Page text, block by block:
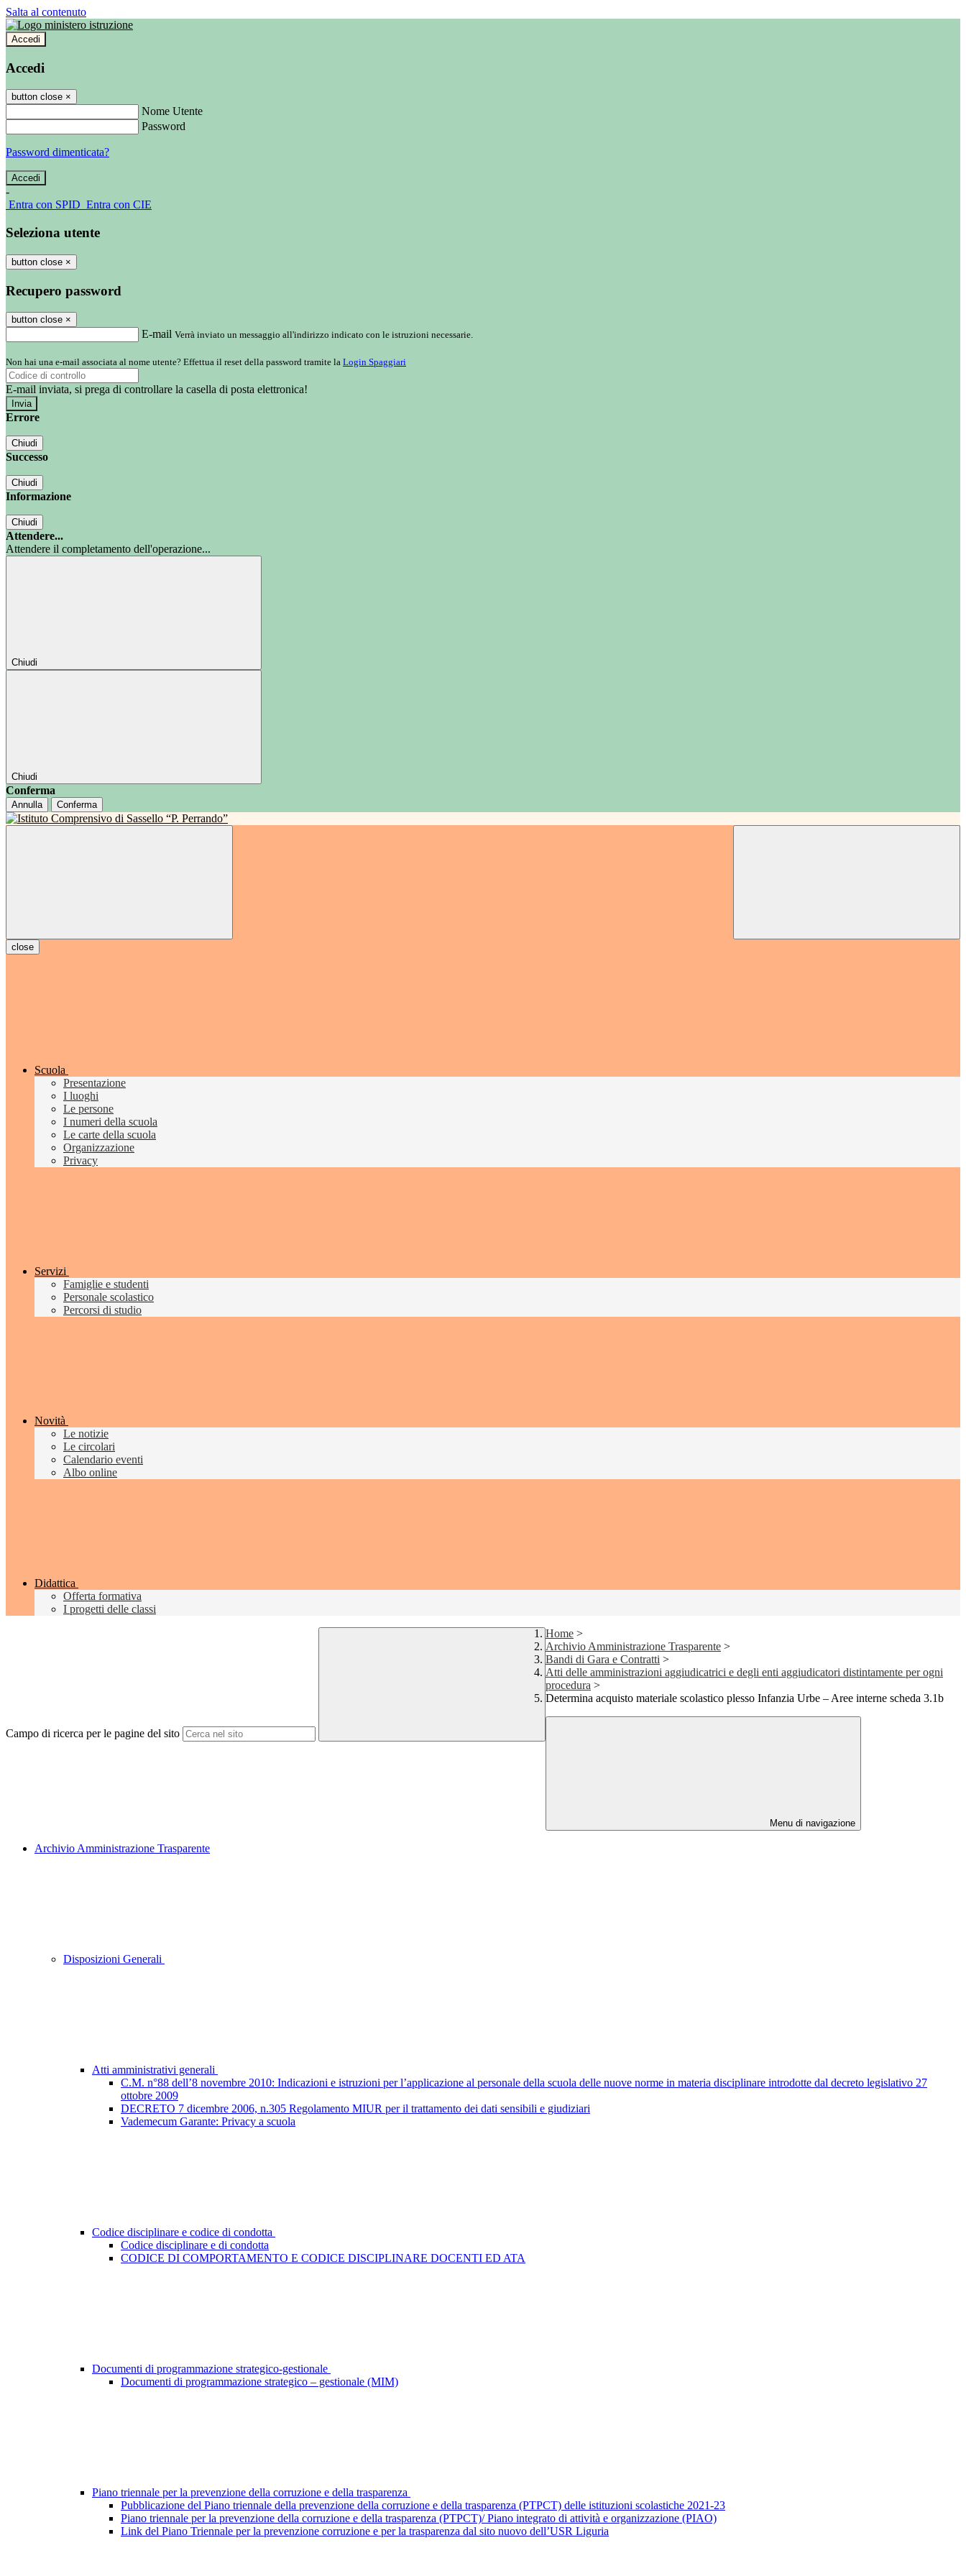
Salta al contenuto
Accedi
Accedi
button close ×
Nome Utente
Password
Password dimenticata?
-
Entra con SPID Entra con CIE
Seleziona utente
button close ×
Recupero password
button close ×
E-mail Verrà inviato un messaggio all'indirizzo indicato con le istruzioni necessarie.
Non hai una e-mail associata al nome utente? Effettua il reset della password tramite la Login Spaggiari
E-mail inviata, si prega di controllare la casella di posta elettronica!
Errore
Chiudi
Successo
Chiudi
Informazione
Chiudi
Attendere...
Attendere il completamento dell'operazione...
Chiudi
Chiudi
Conferma
Annulla Conferma
close
Scuola
Presentazione
I luoghi
Le persone
I numeri della scuola
Le carte della scuola
Organizzazione
Privacy
Servizi
Famiglie e studenti
Personale scolastico
Percorsi di studio
Novità
Le notizie
Le circolari
Calendario eventi
Albo online
Didattica
Offerta formativa
I progetti delle classi
Campo di ricerca per le pagine del sito
Home >
Archivio Amministrazione Trasparente >
Bandi di Gara e Contratti >
Atti delle amministrazioni aggiudicatrici e degli enti aggiudicatori distintamente per ogni
procedura >
Determina acquisto materiale scolastico plesso Infanzia Urbe – Aree interne scheda 3.1b
Menu di navigazione
Archivio Amministrazione Trasparente
Disposizioni Generali
Atti amministrativi generali
C.M. n°88 dell’8 novembre 2010: Indicazioni e istruzioni per l’applicazione al personale della scuola delle nuove norme in materia disciplinare introdotte dal decreto legislativo 27
ottobre 2009
DECRETO 7 dicembre 2006, n.305 Regolamento MIUR per il trattamento dei dati sensibili e giudiziari
Vademecum Garante: Privacy a scuola
Codice disciplinare e codice di condotta
Codice disciplinare e di condotta
CODICE DI COMPORTAMENTO E CODICE DISCIPLINARE DOCENTI ED ATA
Documenti di programmazione strategico-gestionale
Documenti di programmazione strategico – gestionale (MIM)
Piano triennale per la prevenzione della corruzione e della trasparenza
Pubblicazione del Piano triennale della prevenzione della corruzione e della trasparenza (PTPCT) delle istituzioni scolastiche 2021-23
Piano triennale per la prevenzione della corruzione e della trasparenza (PTPCT)/ Piano integrato di attività e organizzazione (PIAO)
Link del Piano Triennale per la prevenzione corruzione e per la trasparenza dal sito nuovo dell’USR Liguria